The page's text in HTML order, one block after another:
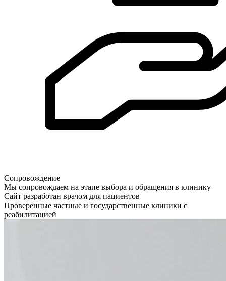
Сопровождение
Мы сопровождаем на этапе выбора и обращения в клинику
Сайт разработан врачом для пациентов
Проверенные частные и государственные клиники с
реабилитацией